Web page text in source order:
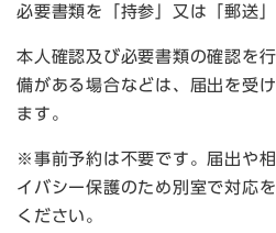
必要書類を「持参」又は「郵送」
本人確認及び必要書類の確認を
備がある場合などは、届出を受
ます。
※事前予約は不要です。届出や
イバシー保護のため別室で対応
ください。